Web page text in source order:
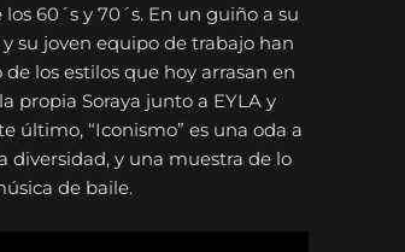
60´s y 70´s. En un guiño a su
su joven equipo de trabajo han
los estilos que hoy arrasan en
propia Soraya junto a EYLA y
último, “Iconismo” es una oda a
diversidad, y una muestra de lo
de baile.